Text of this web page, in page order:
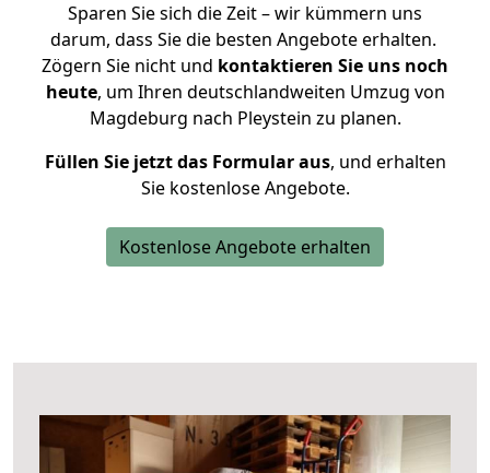
Sparen Sie sich die Zeit – wir kümmern uns
darum, dass Sie die besten Angebote erhalten.
Zögern Sie nicht und kontaktieren Sie uns noch
heute, um Ihren deutschlandweiten Umzug von
Magdeburg nach Pleystein zu planen.
Füllen Sie jetzt das Formular aus, und erhalten
Sie kostenlose Angebote.
Kostenlose Angebote erhalten